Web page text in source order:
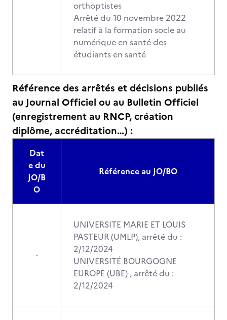
orthoptistes
Arrêté du 10 novembre 2022
relatif à la formation socle au
numérique en santé des
étudiants en santé
Référence des arrêtés et décisions publiés
au Journal Officiel ou au Bulletin Officiel
(enregistrement au RNCP, création
diplôme, accréditation…) :
Dat
e du
JO/B
O
Référence au JO/BO
-
UNIVERSITE MARIE ET LOUIS
PASTEUR (UMLP), arrêté du :
2/12/2024
UNIVERSITÉ BOURGOGNE
EUROPE (UBE) , arrêté du :
2/12/2024